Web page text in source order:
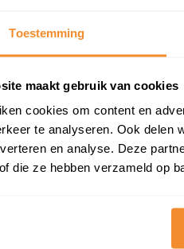
Toestemming
maakt gebruik van cookies
cookies om content en
te analyseren. Ook delen
en analyse. Deze
die ze hebben verzameld op
woningen in de
88 m2